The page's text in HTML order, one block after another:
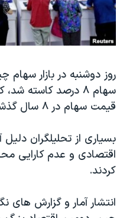
فرهنگ و زندگی
حقوق شهروندی
علم و فناوری
اسرائیل در جنگ
آرشیو پخش زنده
مستندها
انتخابات ریاست جمهوری آمریکا
رمز مهسا
ورزش زنان در ایران
مجموعه مستندهای دادخواهی
تریبونال مردمی آبان ۹۸
چهل سال گروگان‌گیری
دنبال کنید
زبانهای مختلف
روز دوشنبه در بازار
سهام ۸ درصد کاسته
قیمت سهام در ۸ سال گذشته بود.
بسیاری از تحلیلگران
اقتصادی و عدم کارایی
کردند.
انتشار آمار و گزارش های